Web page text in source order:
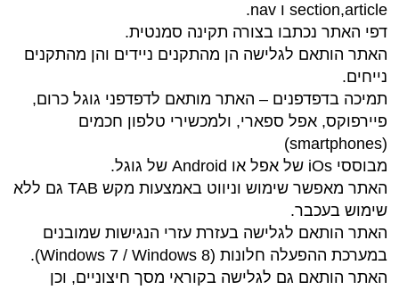
section,article ו nav.
דפי האתר נכתבו בצורה תקינה סמנטית.
האתר הותאם לגלישה הן מהתקנים ניידים והן מהתקנים
נייחים.
תמיכה בדפדפנים – האתר מותאם לדפדפני גוגל כרום,
פיירפוקס, אפל ספארי, ולמכשירי טלפון חכמים
(smartphones)
מבוססי iOs של אפל או Android של גוגל.
האתר מאפשר שימוש וניווט באמצעות מקש TAB גם ללא
שימוש בעכבר.
האתר הותאם לגלישה בעזרת עזרי הנגישות שמובנים
במערכת ההפעלה חלונות (Windows 7 / Windows 8).
האתר הותאם גם לגלישה בקוראי מסך חיצוניים, וכן